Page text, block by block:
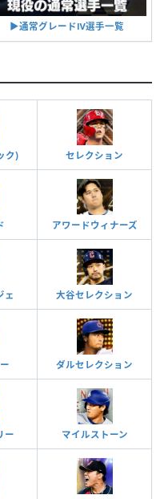
▶︎通常グレードⅣ選手一覧
ク) セレクション
アワードウィナーズ
ェ 大谷セレクション
ダルセレクション
ー マイルストーン